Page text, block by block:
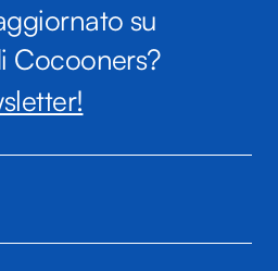
su
Cocooners?